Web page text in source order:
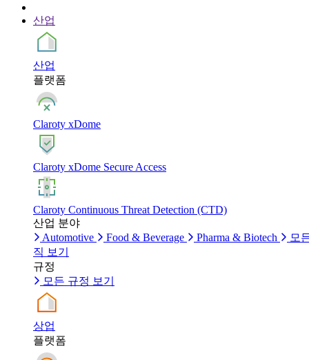
산업
산업
플랫폼
Claroty xDome
Claroty xDome Secure Access
Claroty Continuous Threat Detection (CTD)
산업 분야
Automotive
Food & Beverage Pharma & Biotech
모
직 보기
규정
모든 규정 보기
상업
플랫폼